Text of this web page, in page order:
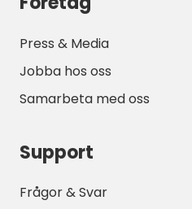
Press & Media
Jobba hos oss
Samarbeta med oss
Support
Frågor & Svar